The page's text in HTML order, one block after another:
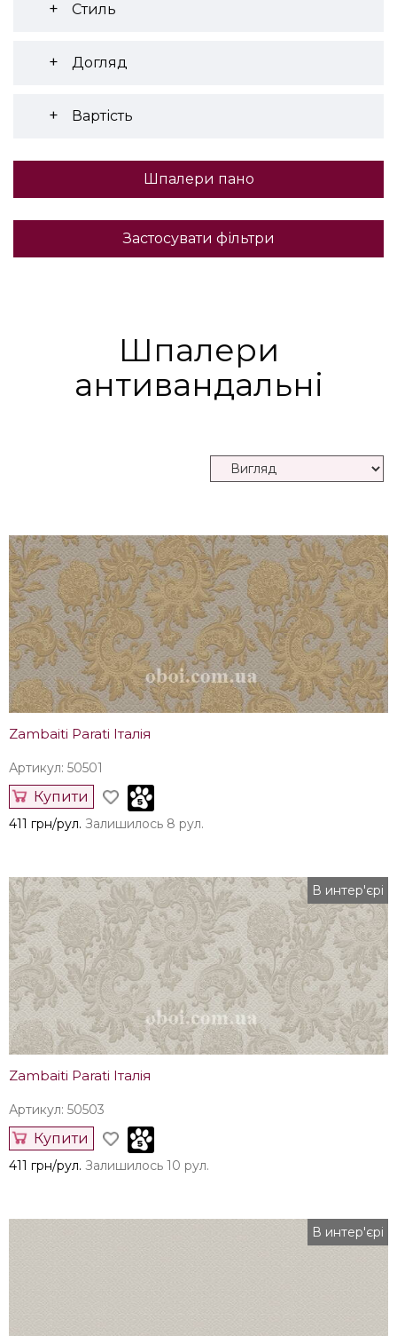
Стиль
Догляд
Вартість
Шпалери пано
Застосувати фільтри
Шпалери
антивандальні
Zambaiti Parati Італія
Артикул: 50501
Купити
411 грн/рул. Залишилось 8 рул.
В интер'єрі
Zambaiti Parati Італія
Артикул: 50503
Купити
411 грн/рул. Залишилось 10 рул.
В интер'єрі